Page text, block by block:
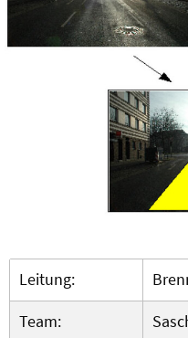
Leitung:
Team: